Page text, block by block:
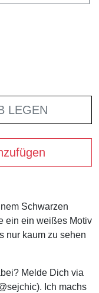
LEGEN
Schwarzen
ein ein weißes Motiv
nur kaum zu sehen
Melde Dich via
Ich machs